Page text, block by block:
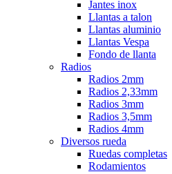
Jantes inox
Llantas a talon
Llantas aluminio
Llantas Vespa
Fondo de llanta
Radios
Radios 2mm
Radios 2,33mm
Radios 3mm
Radios 3,5mm
Radios 4mm
Diversos rueda
Ruedas completas
Rodamientos